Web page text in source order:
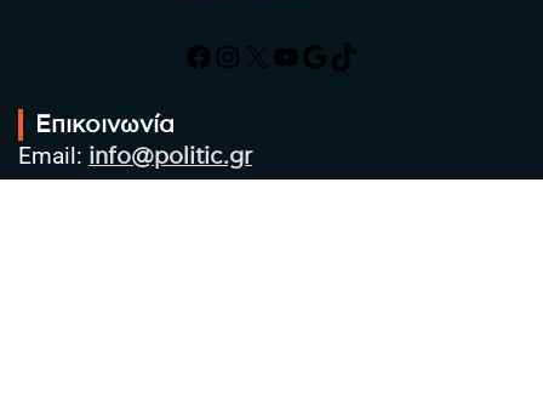
Facebook
Instagram
X YouTube
Google
TikTok
Επικοινωνία
Email: info@politic.gr
Τηλ: